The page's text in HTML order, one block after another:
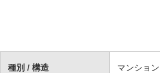
種別 / 構造 マンショ